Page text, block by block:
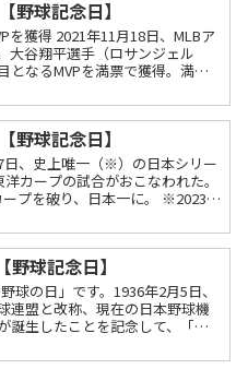
野球記念日】
獲得 2021年11月18日、MLBア
大谷翔平選手（ロサンジェル
となるMVPを満票で獲得。満票
野球記念日】
日、史上唯一（※）の日本シリー
カープの試合がおこなわれた。
プを破り、日本一に。 ※2023年
球記念日】
球の日」です。1936年2月5日、
連盟と改称、現在の日本野球機
誕生したことを記念して、「プ